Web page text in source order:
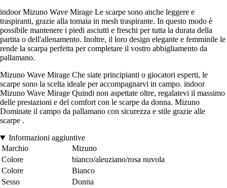
indoor Mizuno Wave Mirage Le scarpe sono anche leggere e
traspiranti, grazie alla tomaia in mesh traspirante. In questo modo è
possibile mantenere i piedi asciutti e freschi per tutta la durata della
partita o dell'allenamento. Inoltre, il loro design elegante e femminile le
rende la scarpa perfetta per completare il vostro abbigliamento da
pallamano.
Mizuno Wave Mirage Che siate principianti o giocatori esperti, le
scarpe sono la scelta ideale per accompagnarvi in campo. indoor
Mizuno Wave Mirage Quindi non aspettate oltre, regalatevi il massimo
delle prestazioni e del comfort con le scarpe da donna. Mizuno
Dominate il campo da pallamano con sicurezza e stile grazie alle
scarpe .
Informazioni aggiuntive
Marchio
Mizuno
Colore
bianco/aleuziano/rosa nuvola
Colore
Bianco
Sesso
Donna